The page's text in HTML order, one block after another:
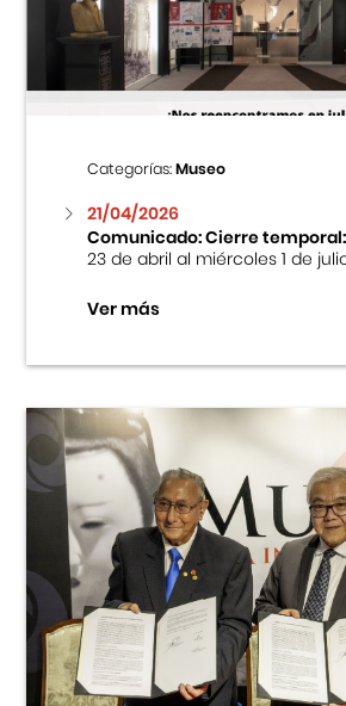
Centro Cultural Peruano
Museo de la Inmigración
Fondo Editorial
Teatro Peruano Japonés
Categorías:Museo
21/04/2026
Comunicado: Cierre temporal:
23 de abril al miércoles 1 de
Ver más